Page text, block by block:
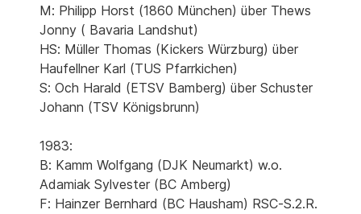
M: Philipp Horst (1860 München) über Thews
Jonny ( Bavaria Landshut)
HS: Müller Thomas (Kickers Würzburg) über
Haufellner Karl (TUS Pfarrkichen)
S: Och Harald (ETSV Bamberg) über Schuster
Johann (TSV Königsbrunn)
1983:
B: Kamm Wolfgang (DJK Neumarkt) w.o.
Adamiak Sylvester (BC Amberg)
F: Hainzer Bernhard (BC Hausham) RSC-S.2.R.